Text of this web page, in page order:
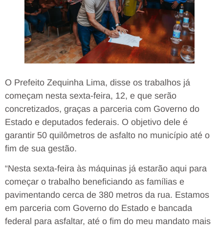
O Prefeito Zequinha Lima, disse os trabalhos já
começam nesta sexta-feira, 12, e que serão
concretizados, graças a parceria com Governo do
Estado e deputados federais. O objetivo dele é
garantir 50 quilômetros de asfalto no município até o
fim de sua gestão.
“Nesta sexta-feira às máquinas já estarão aqui para
começar o trabalho beneficiando as famílias e
pavimentando cerca de 380 metros da rua. Estamos
em parceria com Governo do Estado e bancada
federal para asfaltar, até o fim do meu mandato mais